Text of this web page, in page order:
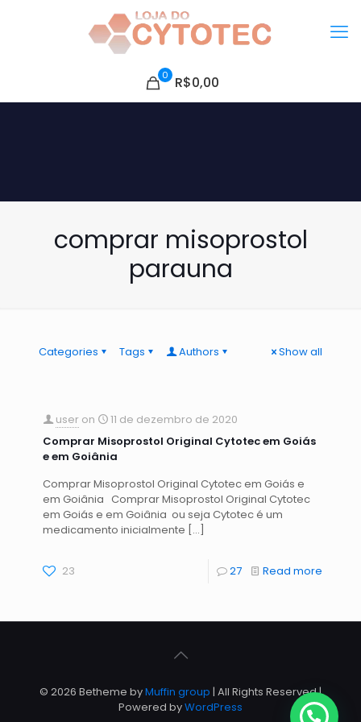
0 R$0,00
comprar misoprostol
parauna
Categories Tags Authors Show all
user on
11 de dezembro de 2020
Comprar Misoprostol Original Cytotec em Goiás
e em Goiânia
Comprar Misoprostol Original Cytotec em Goiás e
em Goiânia Comprar Misoprostol Original Cytotec
em Goiás e em Goiânia ou seja Cytotec é um
medicamento inicialmente […]
23 27 Read more
© 2026 Betheme byMuffin group | All Rights Reserved |
Powered byWordPress